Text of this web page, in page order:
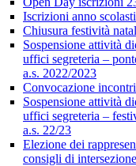
Iscrizioni anno
Chiusura festività
Sospensione attività
uffici segreteria –
a.s. 2022/2023
Convocazione
Sospensione attività
uffici segreteria –
a.s. 22/23
Elezione dei
consigli di